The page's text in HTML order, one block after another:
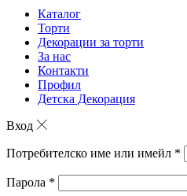
Каталог
Торти
Декорации за торти
За нас
Контакти
Профил
Детска Декорация
Вход
Потребителско име или имейл *
Парола *